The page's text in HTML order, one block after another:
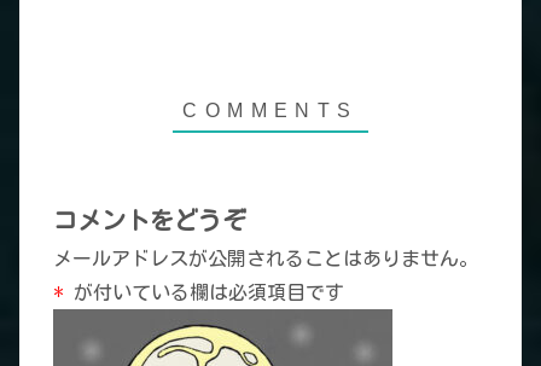
コメントをどうぞ
メールアドレスが公開されることはありません。
* が付いている欄は必須項目です